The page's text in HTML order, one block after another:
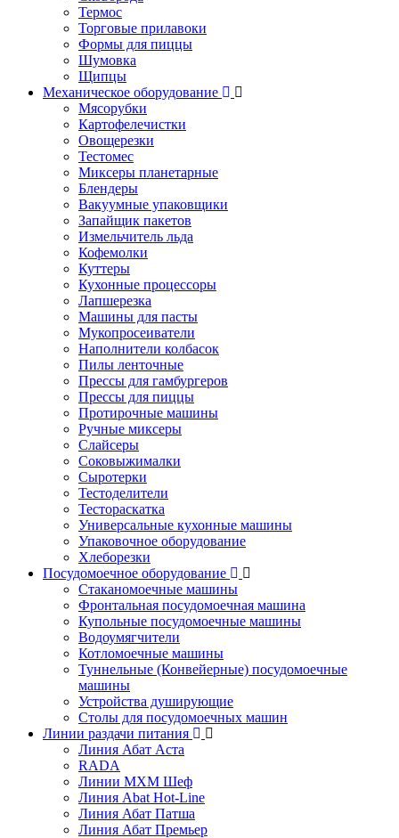
Термос
Торговые прилавоки
Формы для пиццы
Шумовка
Щипцы
Механическое оборудование
Мясорубки
Картофелечистки
Овощерезки
Тестомес
Миксеры планетарные
Блендеры
Вакуумные упаковщики
Запайщик пакетов
Измельчитель льда
Кофемолки
Куттеры
Кухонные процессоры
Лапшерезка
Машины для пасты
Мукопросеиватели
Наполнители колбасок
Пилы ленточные
Прессы для гамбургеров
Прессы для пиццы
Протирочные машины
Ручные миксеры
Слайсеры
Соковыжималки
Сыротерки
Тестоделители
Тестораскатка
Универсальные кухонные машины
Упаковочное оборудование
Хлеборезки
Посудомоечное оборудование
Стаканомоечные машины
Фронтальная посудомоечная машина
Купольные посудомоечные машины
Водоумягчители
Котломоечные машины
Туннельные (Конвейерные) посудомоечные
машины
Устройства душирующие
Столы для посудомоечных машин
Линии раздачи питания
Линия Абат Аста
RADA
Линии МХМ Шеф
Линия Abat Hot-Line
Линия Абат Патша
Линия Абат Премьер